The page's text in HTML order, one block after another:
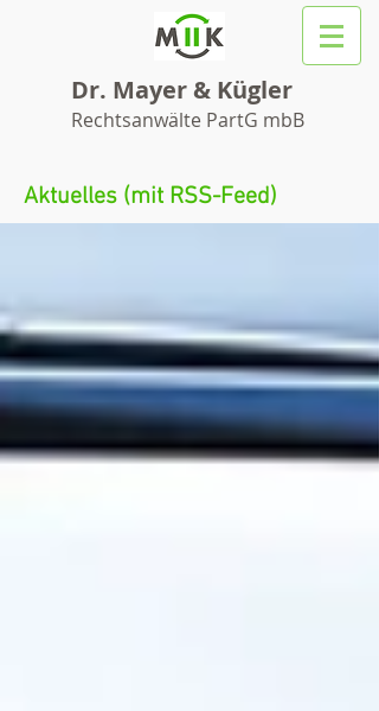
Dr. Mayer & Kügler
Rechtsanwälte PartG mbB
Aktuelles (mit RSS-Feed)